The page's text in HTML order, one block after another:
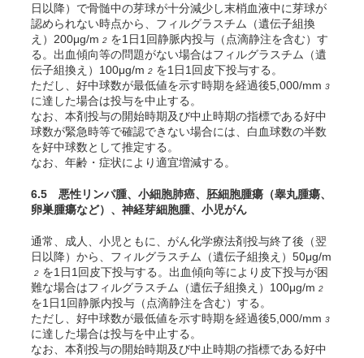
日以降）で骨髄中の芽球が十分減少し末梢血液中に芽球が
認められない時点から、フィルグラスチム（遺伝子組換
え）200μg/m 2 を1日1回静脈内投与（点滴静注を含む）す
る。出血傾向等の問題がない場合はフィルグラスチム（遺
伝子組換え）100μg/m 2 を1日1回皮下投与する。
ただし、好中球数が最低値を示す時期を経過後5,000/mm 3
に達した場合は投与を中止する。
なお、本剤投与の開始時期及び中止時期の指標である好中
球数が緊急時等で確認できない場合には、白血球数の半数
を好中球数として推定する。
なお、年齢・症状により適宜増減する。
6.5 悪性リンパ腫、小細胞肺癌、胚細胞腫瘍（睾丸腫瘍、
卵巣腫瘍など）、神経芽細胞腫、小児がん
通常、成人、小児ともに、がん化学療法剤投与終了後（翌
日以降）から、フィルグラスチム（遺伝子組換え）50μg/m
2 を1日1回皮下投与する。出血傾向等により皮下投与が困
難な場合はフィルグラスチム（遺伝子組換え）100μg/m 2
を1日1回静脈内投与（点滴静注を含む）する。
ただし、好中球数が最低値を示す時期を経過後5,000/mm 3
に達した場合は投与を中止する。
なお、本剤投与の開始時期及び中止時期の指標である好中